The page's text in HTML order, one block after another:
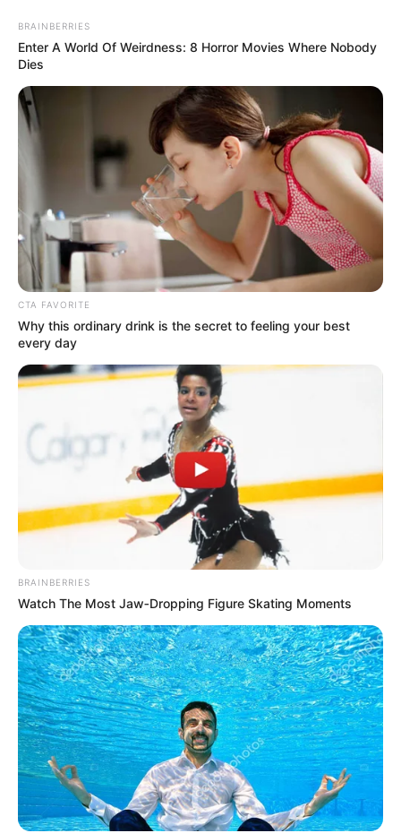
decoração de páscoa
Enfeite de Páscoa
Artesanal: Aprenda a Fazer
um Coelho em EVA
17 Ideias de Artesanato de
Fazer
19 Enfeites Simples para
uma Decoração de Páscoa
de Arrasar
18.079.935/0001-70
FBO Negócios de Treinamento e Marketing Digital
BRAINBERRIES
Enter A World Of Weirdness: 8 Horror Movies Where Nobody
Dies
CTA FAVORITE
Why this ordinary drink is the secret to feeling your best
every day
BRAINBERRIES
Watch The Most Jaw‑Dropping Figure Skating Moments